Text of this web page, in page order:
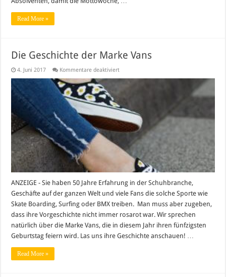
Read More »
Die Geschichte der Marke Vans
4. Juni 2017 Kommentare deaktiviertfür
ANZEIGE - Sie haben 50 Jahre Erfahrung in der Schuhbranche,
Geschäfte auf der ganzen Welt und viele Fans die solche Sporte wie
Skate Boarding, Surfing oder BMX treiben. Man muss aber zugeben,
dass ihre Vorgeschichte nicht immer rosarot war. Wir sprechen
natürlich über die Marke Vans, die in diesem Jahr ihren fünfzigsten
Geburtstag feiern wird. Las uns ihre Geschichte anschauen! …
Read More »